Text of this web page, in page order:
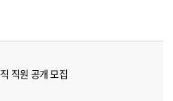
직원 공개 모집